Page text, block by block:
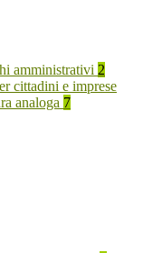
amministrativi 2
cittadini e imprese
analoga 7